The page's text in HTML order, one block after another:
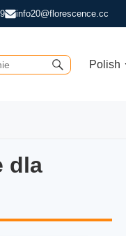
info20@florescence.cc
Polish
dla
dla hotelu